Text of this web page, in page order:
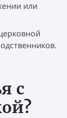
или
с